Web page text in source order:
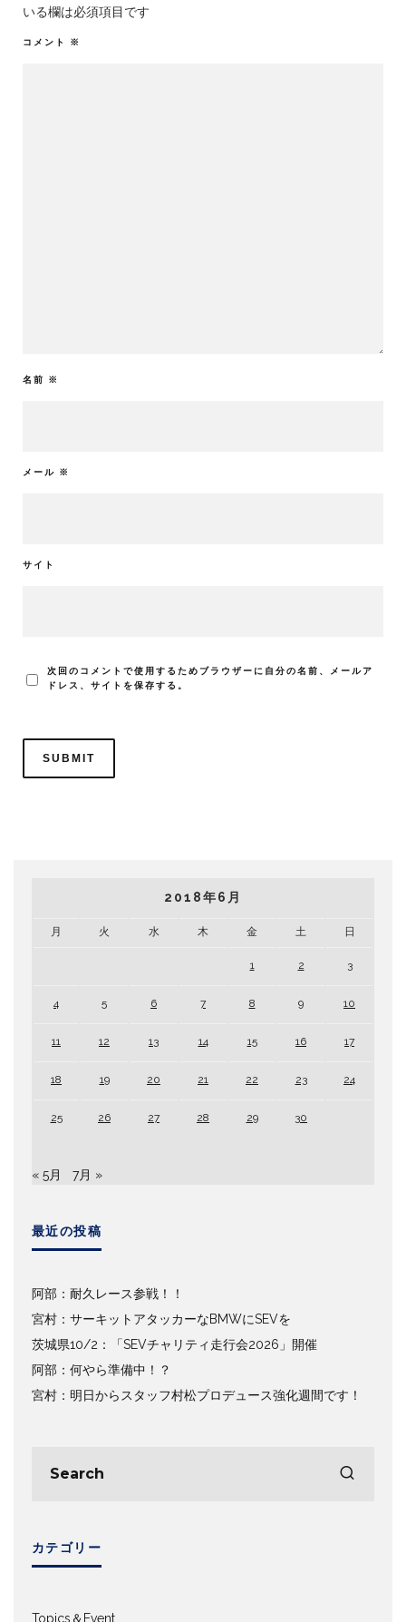
いる欄は必須項目です
コメント ※
名前 ※
メール ※
サイト
次回のコメントで使用するためブラウザーに自分の名前、メールア
ドレス、サイトを保存する。
2018年6月
月 火 水 木 金 土 日
1 2 3
4 5 6 7 8 9 10
11 12 13 14 15 16 17
18 19 20 21 22 23 24
25 26 27 28 29 30
« 5月 7月 »
最近の投稿
阿部：耐久レース参戦！！
宮村：サーキットアタッカーなBMWにSEVを
茨城県10/2：「SEVチャリティ走行会2026」開催
阿部：何やら準備中！？
宮村：明日からスタッフ村松プロデュース強化週間です！
カテゴリー
Topics＆Event